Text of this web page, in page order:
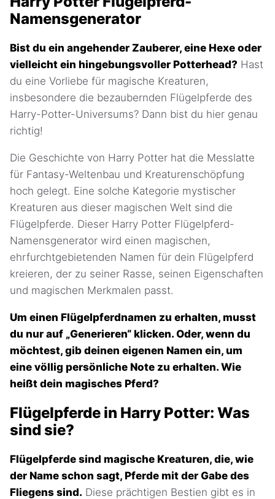
Namensgenerator
Bist du ein angehender Zauberer, eine Hexe oder
vielleicht ein hingebungsvoller Potterhead? Hast
du eine Vorliebe für magische Kreaturen,
insbesondere die bezaubernden Flügelpferde des
Harry-Potter-Universums? Dann bist du hier genau
richtig!
Die Geschichte von Harry Potter hat die Messlatte
für Fantasy-Weltenbau und Kreaturenschöpfung
hoch gelegt. Eine solche Kategorie mystischer
Kreaturen aus dieser magischen Welt sind die
Flügelpferde. Dieser Harry Potter Flügelpferd-
Namensgenerator wird einen magischen,
ehrfurchtgebietenden Namen für dein Flügelpferd
kreieren, der zu seiner Rasse, seinen Eigenschaften
und magischen Merkmalen passt.
Um einen Flügelpferdnamen zu erhalten, musst
du nur auf „Generieren“ klicken. Oder, wenn du
möchtest, gib deinen eigenen Namen ein, um
eine völlig persönliche Note zu erhalten. Wie
heißt dein magisches Pferd?
Flügelpferde in Harry Potter: Was
sind sie?
Flügelpferde sind magische Kreaturen, die, wie
der Name schon sagt, Pferde mit der Gabe des
Fliegens sind. Diese prächtigen Bestien gibt es in